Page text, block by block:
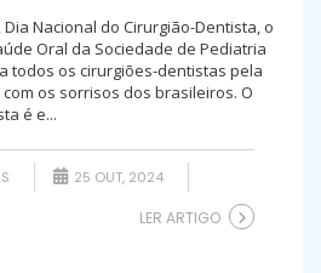
Nacional do Cirurgião-Dentista, o
Oral da Sociedade de Pediatria
todos os cirurgiões-dentistas pela
os sorrisos dos brasileiros. O
é e...
25 OUT, 2024
LER ARTIGO